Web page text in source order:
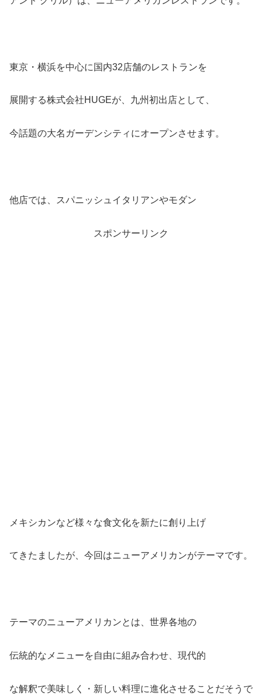
東京・横浜を中心に国内32店舗のレストランを
展開する株式会社HUGEが、九州初出店として、
今話題の大名ガーデンシティにオープンさせます。
他店では、スパニッシュイタリアンやモダン
スポンサーリンク
メキシカンなど様々な食文化を新たに創り上げ
てきたましたが、今回はニューアメリカンがテーマです。
テーマのニューアメリカンとは、世界各地の
伝統的なメニューを自由に組み合わせ、現代的
な解釈で美味しく・新しい料理に進化させることだそうで